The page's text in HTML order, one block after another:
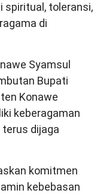
spiritual, toleransi,
di
Syamsul
Bupati
Konawe
keberagaman
terus dijaga
komitmen
kebebasan